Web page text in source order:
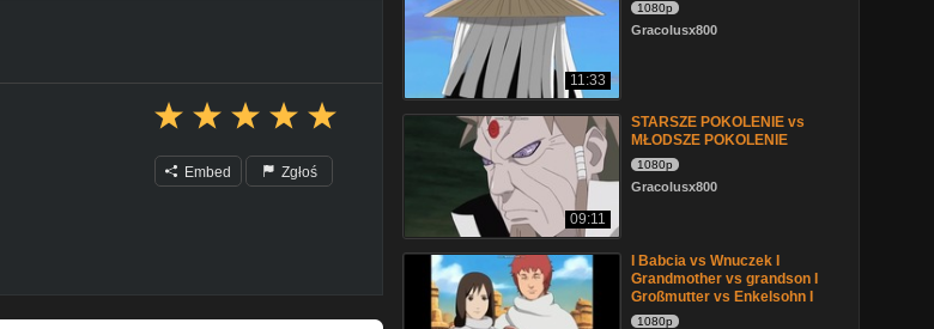
Embed Zgłoś
11:33
1080p
Gracolusx800
09:11
STARSZE POKOLENIE vs
MŁODSZE POKOLENIE
1080p
Gracolusx800
I Babcia vs Wnuczek I
Grandmother vs grandson I
Großmutter vs Enkelsohn I
1080p